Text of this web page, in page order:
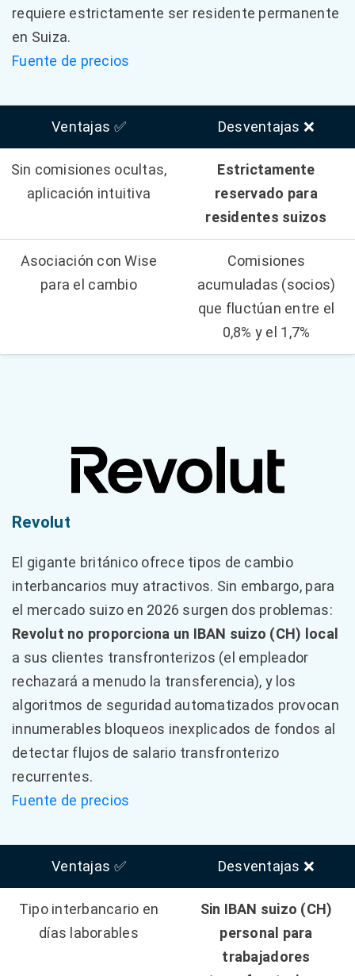
requiere estrictamente ser residente permanente
en Suiza.
Fuente de precios
Ventajas ✅ Desventajas ❌
Sin comisiones ocultas,
aplicación intuitiva
Estrictamente
reservado para
residentes suizos
Asociación con Wise
para el cambio
Comisiones
acumuladas (socios)
que fluctúan entre el
0,8% y el 1,7%
Revolut
El gigante británico ofrece tipos de cambio
interbancarios muy atractivos. Sin embargo, para
el mercado suizo en 2026 surgen dos problemas:
Revolut no proporciona un IBAN suizo (CH) local
a sus clientes transfronterizos (el empleador
rechazará a menudo la transferencia), y los
algoritmos de seguridad automatizados provocan
innumerables bloqueos inexplicados de fondos al
detectar flujos de salario transfronterizo
recurrentes.
Fuente de precios
Ventajas ✅ Desventajas ❌
Tipo interbancario en
días laborables
Sin IBAN suizo (CH)
personal para
trabajadores